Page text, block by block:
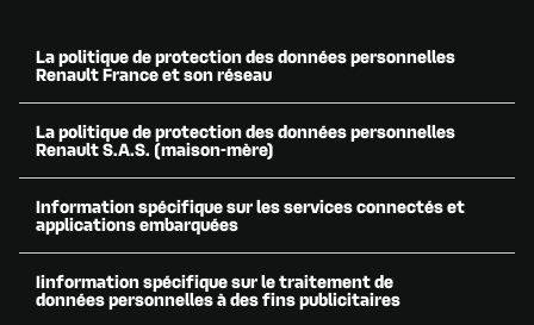
La politique de protection des données personnelles
Renault France et son réseau
La politique de protection des données personnelles
Renault S.A.S. (maison-mère)
Accédez au document
Information spécifique sur les services connectés et
applications embarquées
Iinformation spécifique sur le traitement de
données personnelles à des fins publicitaires